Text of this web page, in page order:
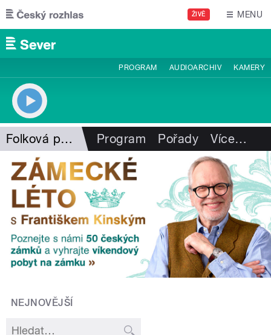
Přejít k hlavnímu obsahu
ŽIVĚ MENU
PROGRAM AUDIOARCHIV KAMERY
Folková pohlazení Program Pořady Více…
NEJNOVĚJŠÍ